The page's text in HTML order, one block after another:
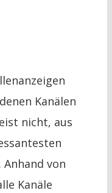
Kanälen
nicht, aus
von
Kanäle